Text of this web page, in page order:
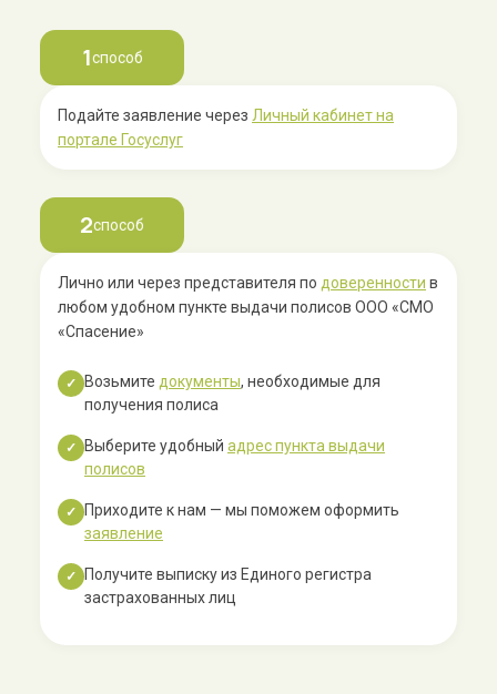
1способ
Подайте заявление через Личный кабинет на
портале Госуслуг
2способ
Лично или через представителя по доверенности в
любом удобном пункте выдачи полисов ООО «СМО
«Спасение»
✓ Возьмите документы, необходимые для
получения полиса
✓ Выберите удобный адрес пункта выдачи
полисов
✓
Приходите к нам — мы поможем оформить
заявление
✓
Получите выписку из Единого регистра
застрахованных лиц